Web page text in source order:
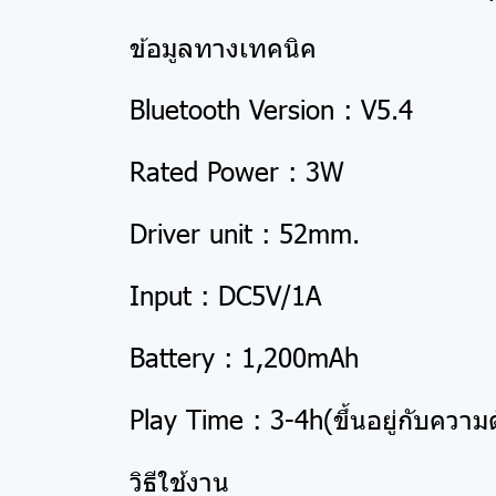
ข้อมูลทางเทคนิค
Bluetooth Version : V5.4
Rated Power : 3W
Driver unit : 52mm.
Input : DC5V/1A
Battery : 1,200mAh
Play Time : 3-4h(ขึ้นอยู่กับความ
วิธีใช้งาน